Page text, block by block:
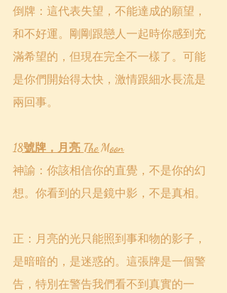
倒牌：這代表失望，不能達成的願望，
和不好運。剛剛跟戀人一起時你感到充
滿希望的，但現在完全不一樣了。可能
是你們開始得太快，激情跟細水長流是
兩回事。
18號牌，月亮 The Moon
神諭：你該相信你的直覺，不是你的幻
想。你看到的只是鏡中影，不是真相。
正：月亮的光只能照到事和物的影子，
是暗暗的，是迷惑的。這張牌是一個警
告，特別在警告我們看不到真實的一